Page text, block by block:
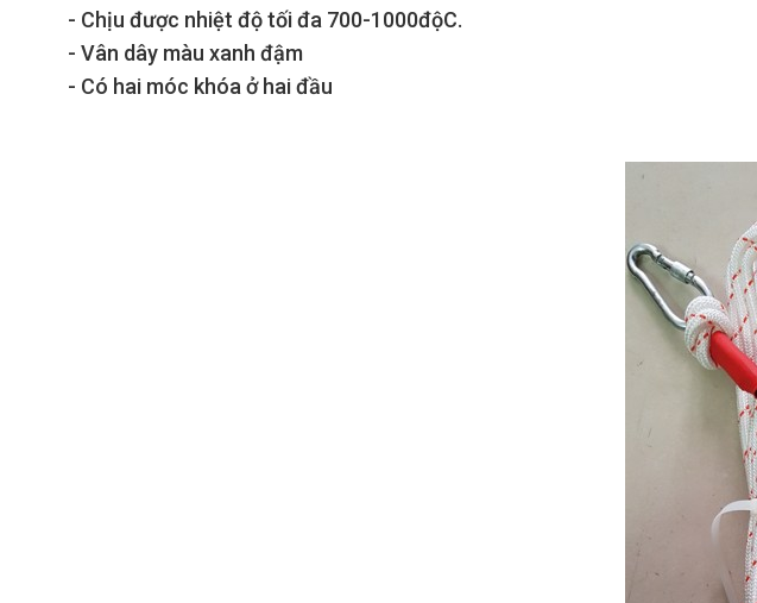
- Chịu được nhiệt độ tối đa 700-1000độC.
- Vân dây màu xanh đậm
- Có hai móc khóa ở hai đầu